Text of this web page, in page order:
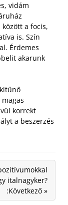
vidám
a focis,
is. Szín
Érdemes
akarunk
korrekt
a beszerzés
italnagyker?
:Következő »